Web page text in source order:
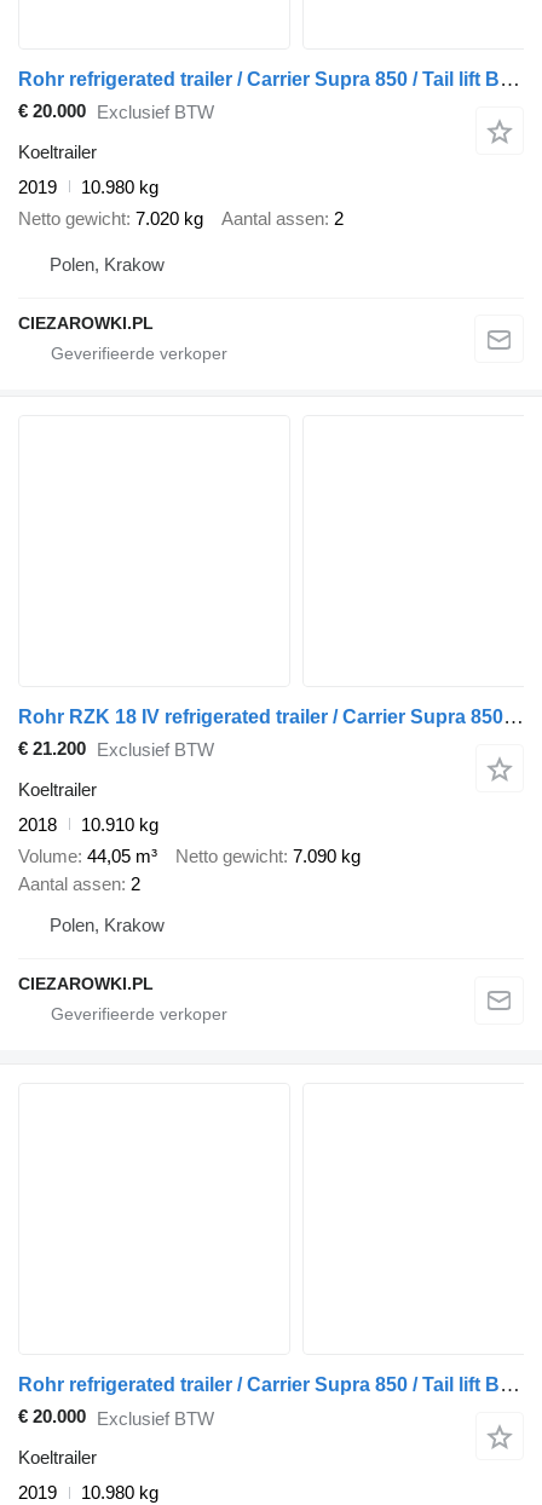
Rohr refrigerated trailer / Carrier Supra 850 / Tail lift Bär 2500 kg
€ 20.000 Exclusief BTW
Koeltrailer
2019
10.980 kg
Netto gewicht 7.020 kg Aantal assen 2
Polen, Krakow
CIEZAROWKI.PL
Rohr RZK 18 IV refrigerated trailer / Carrier Supra 850 / Tail lift B
€ 21.200 Exclusief BTW
Koeltrailer
2018
10.910 kg
Volume 44,05 m³ Netto gewicht 7.090 kg
Aantal assen 2
Polen, Krakow
CIEZAROWKI.PL
Rohr refrigerated trailer / Carrier Supra 850 / Tail lift Bär 2500 kg
€ 20.000 Exclusief BTW
Koeltrailer
2019
10.980 kg